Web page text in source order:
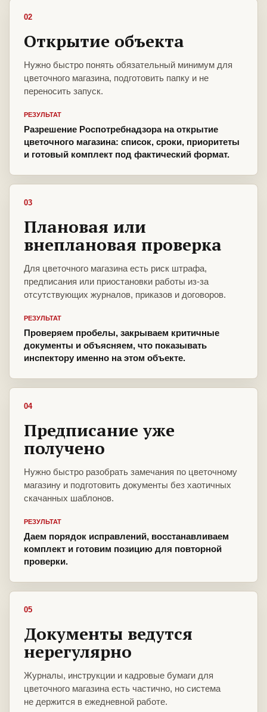
02
Открытие объекта
Нужно быстро понять обязательный минимум для
цветочного магазина, подготовить папку и не
переносить запуск.
РЕЗУЛЬТАТ
Разрешение Роспотребнадзора на открытие
цветочного магазина: список, сроки, приоритеты
и готовый комплект под фактический формат.
03
Плановая или
внеплановая проверка
Для цветочного магазина есть риск штрафа,
предписания или приостановки работы из-за
отсутствующих журналов, приказов и договоров.
РЕЗУЛЬТАТ
Проверяем пробелы, закрываем критичные
документы и объясняем, что показывать
инспектору именно на этом объекте.
04
Предписание уже
получено
Нужно быстро разобрать замечания по цветочному
магазину и подготовить документы без хаотичных
скачанных шаблонов.
РЕЗУЛЬТАТ
Даем порядок исправлений, восстанавливаем
комплект и готовим позицию для повторной
проверки.
05
Документы ведутся
нерегулярно
Журналы, инструкции и кадровые бумаги для
цветочного магазина есть частично, но система
не держится в ежедневной работе.